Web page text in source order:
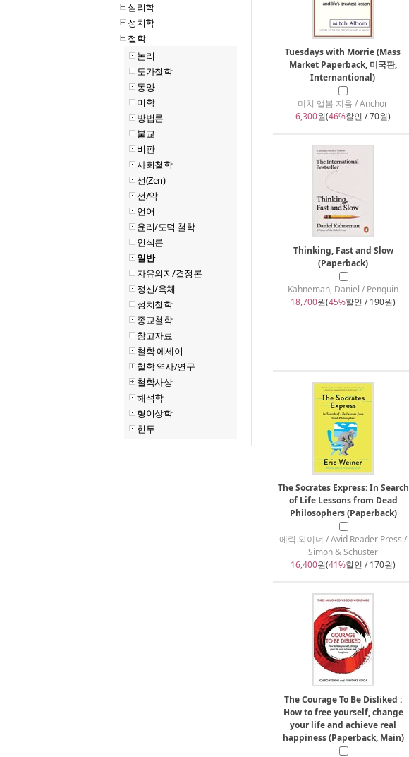
심리학
정치학
철학
논리
도가철학
동양
미학
방법론
불교
비판
사회철학
선(Zen)
선/악
언어
윤리/도덕 철학
인식론
일반
자유의지/결정론
정신/육체
정치철학
종교철학
참고자료
철학 에세이
철학 역사/연구
철학사상
해석학
형이상학
힌두
Tuesdays with Morrie (Mass
Market Paperback, 미국판,
Internantional)
미치 앨봄 지음 / Anchor
6,300원(46%할인 / 70원)
Thinking, Fast and Slow
(Paperback)
Kahneman, Daniel / Penguin
18,700원(45%할인 / 190원)
The Socrates Express: In Search
of Life Lessons from Dead
Philosophers (Paperback)
에릭 와이너 / Avid Reader Press /
Simon & Schuster
16,400원(41%할인 / 170원)
The Courage To Be Disliked :
How to free yourself, change
your life and achieve real
happiness (Paperback, Main)